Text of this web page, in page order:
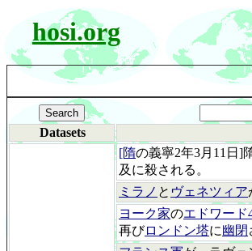
hosi.org
Datasets
[隋の義寧2年3月11日]
及に殺される。
ミラノ と ヴェネツィア
ヨーク家のエドワード
再びロンドン塔に幽閉